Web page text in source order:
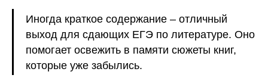
Иногда краткое содержание – отличный
выход для сдающих ЕГЭ по литературе. Оно
помогает освежить в памяти сюжеты книг,
которые уже забылись.
СМИТАП ©. Правообладатель: Общество с
ограниченной ответственностью «Метод развития»,
Информация о программном
обеспечении
Сведения об образовательной